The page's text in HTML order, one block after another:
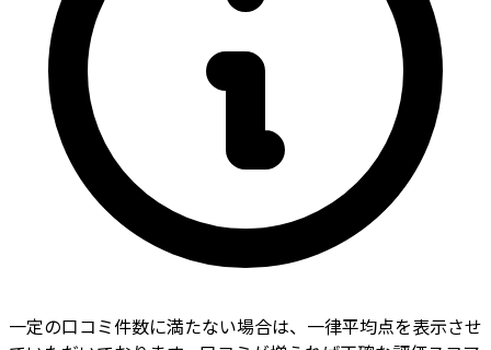
一定の口コミ件数に満たない場合は、一律平均点を表示させ